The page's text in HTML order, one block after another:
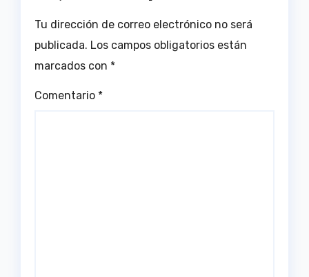
Tu dirección de correo electrónico no será
publicada. Los campos obligatorios están
marcados con *
Comentario *